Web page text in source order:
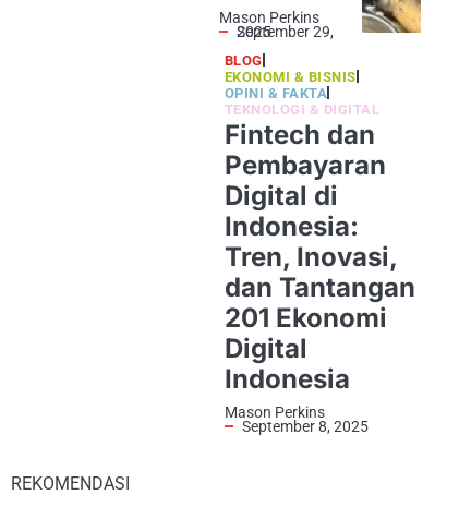
Mason Perkins
September 29, 2025
Fintech dan
Pembayaran
Digital di
Indonesia:
Tren, Inovasi,
dan Tantangan
201 Ekonomi
Digital
Indonesia
BLOG
EKONOMI & BISNIS
OPINI & FAKTA
TEKNOLOGI & DIGITAL
Mason Perkins
September 8, 2025
REKOMENDASI